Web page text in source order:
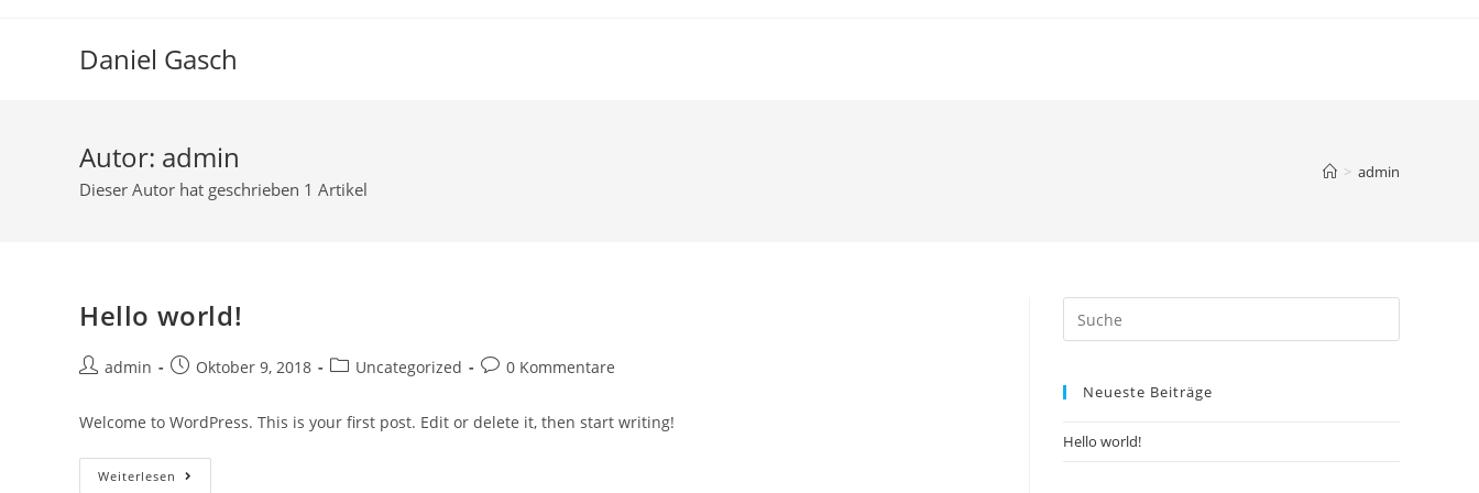
Daniel Gasch
Autor: admin
Dieser Autor hat geschrieben 1 Artikel
> admin
Hello world!
Beitrags-
admin
BeitragOktober 9, 2018
Beitrags-
Uncategorized
Beitrags-
0 Kommentare
Welcome to WordPress. This is your first post. Edit or delete it, then start writing!
Weiterlesen Hello
Search
this
Neueste Beiträge
Hello world!